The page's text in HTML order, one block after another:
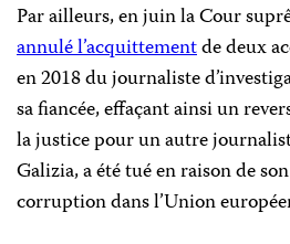
Par ailleurs, en juin la Cour
annulé l’acquittementde deux
en 2018 du journaliste
sa fiancée, effaçant ainsi un
la justice pour un autre
Galizia, a été tué en raison de
corruption dans l’Union